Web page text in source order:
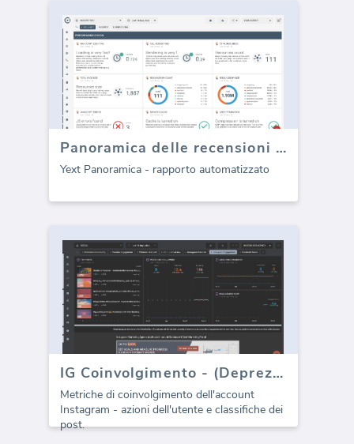
Panoramica delle recensioni Yext (report)
Yext Panoramica - rapporto automatizzato
IG Coinvolgimento - (Deprezzato)
Metriche di coinvolgimento dell'account
Instagram - azioni dell'utente e classifiche dei
post.